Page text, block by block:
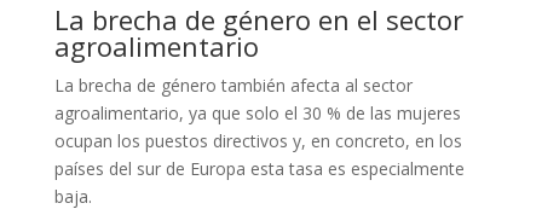
La brecha de género en el sector
agroalimentario
La brecha de género también afecta al sector
agroalimentario, ya que solo el 30 % de las mujeres
ocupan los puestos directivos y, en concreto, en los
países del sur de Europa esta tasa es especialmente
baja.